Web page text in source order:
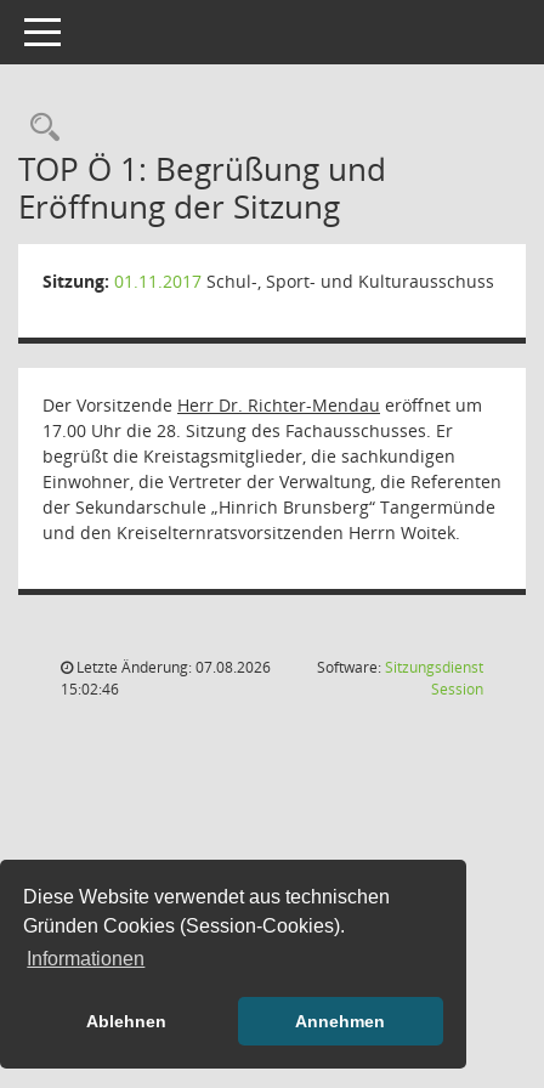
Diese Website verwendet aus technischen
Gründen Cookies (Session-Cookies).
Informationen
Ablehnen Annehmen
Toggle navigation
Rechercheauswahl
TOP Ö 1: Begrüßung und
Eröffnung der Sitzung
Sitzung: 01.11.2017 Schul-, Sport- und Kulturausschuss
Der Vorsitzende Herr Dr. Richter-Mendau eröffnet um
17.00 Uhr die 28. Sitzung des Fachausschusses. Er
begrüßt die Kreistagsmitglieder, die sachkundigen
Einwohner, die Vertreter der Verwaltung, die Referenten
der Sekundarschule „Hinrich Brunsberg“ Tangermünde
und den Kreiselternratsvorsitzenden Herrn Woitek.
Letzte Änderung: 07.08.2026
15:02:46
Software:Sitzungsdienst
Session(Wird in